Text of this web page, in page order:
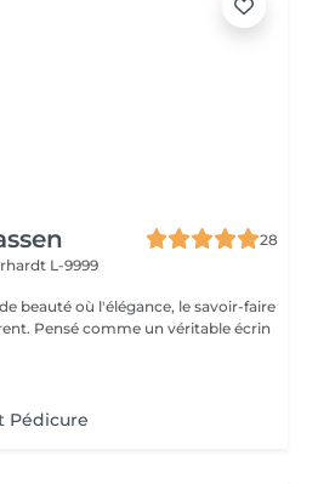
28
L-9999
beauté où l'élégance, le savoir-faire
Pensé comme un véritable écrin
Pédicure